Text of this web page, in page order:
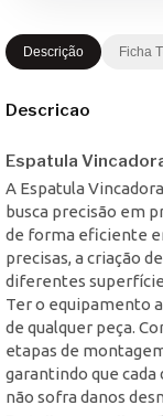
Descrição Ficha
Descricao
Espatula
A Espatula
busca precisão em
de forma eficiente
precisas, a criação
diferentes
Ter o equipamento
de qualquer peça.
etapas de
garantindo que
não sofra danos